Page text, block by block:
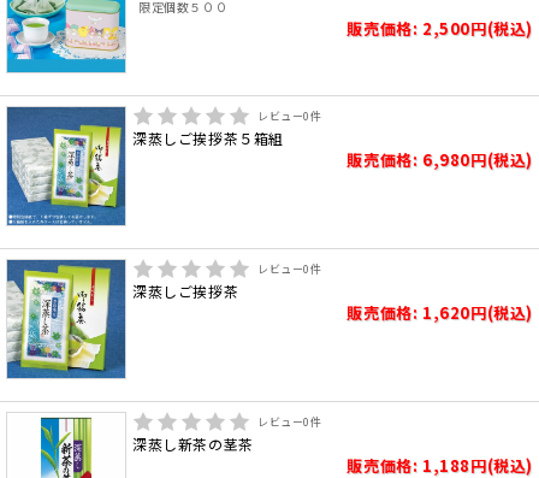
限定個数５００
販売価格: 2,500円(税込)
レビュー0件
深蒸しご挨拶茶５箱組
販売価格: 6,980円(税込)
レビュー0件
深蒸しご挨拶茶
販売価格: 1,620円(税込)
レビュー0件
深蒸し新茶の茎茶
販売価格: 1,188円(税込)